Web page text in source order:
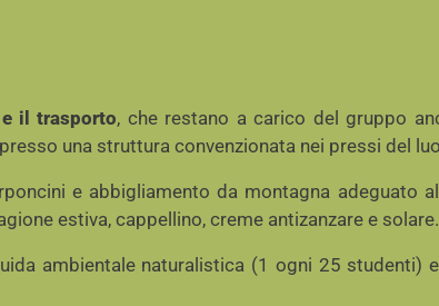
il trasporto, che restano a carico del gruppo
una struttura convenzionata nei pressi del
e abbigliamento da montagna adeguato
estiva, cappellino, creme antizanzare e solare.
ambientale naturalistica (1 ogni 25 studenti)